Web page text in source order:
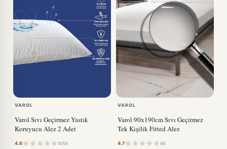
VAROL
Varol Sıvı Geçirmez Yastık
Koruyucu Alez 2 Adet
4.8 (573)
VAROL
Varol 90x190cm Sıvı Geçirmez
Tek Kişilik Fitted Alez
4.7 (9)